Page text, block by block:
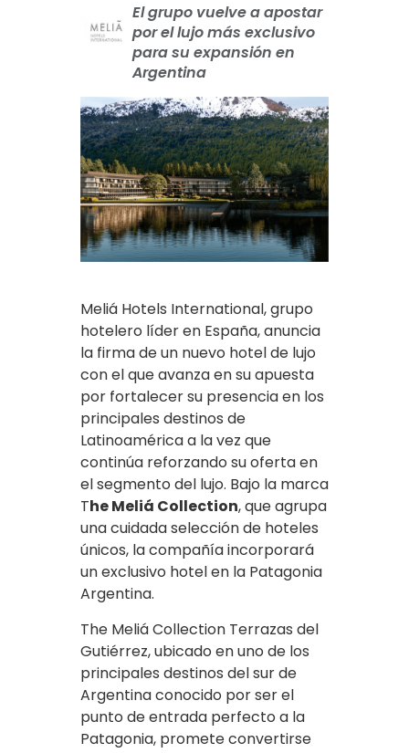
El grupo vuelve a apostar
por el lujo más exclusivo
para su expansión en
Argentina
Meliá Hotels International, grupo
hotelero líder en España, anuncia
la firma de un nuevo hotel de lujo
con el que avanza en su apuesta
por fortalecer su presencia en los
principales destinos de
Latinoamérica a la vez que
continúa reforzando su oferta en
el segmento del lujo. Bajo la marca
The Meliá Collection, que agrupa
una cuidada selección de hoteles
únicos, la compañía incorporará
un exclusivo hotel en la Patagonia
Argentina.
The Meliá Collection Terrazas del
Gutiérrez, ubicado en uno de los
principales destinos del sur de
Argentina conocido por ser el
punto de entrada perfecto a la
Patagonia, promete convertirse